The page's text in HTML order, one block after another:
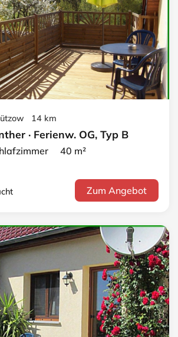
14 km
· Ferienw. OG, Typ B
40 m²
Zum Angebot